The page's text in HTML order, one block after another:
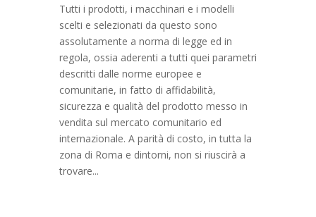
Tutti i prodotti, i macchinari e i modelli
scelti e selezionati da questo sono
assolutamente a norma di legge ed in
regola, ossia aderenti a tutti quei parametri
descritti dalle norme europee e
comunitarie, in fatto di affidabilità,
sicurezza e qualità del prodotto messo in
vendita sul mercato comunitario ed
internazionale. A parità di costo, in tutta la
zona di Roma e dintorni, non si riuscirà a
trovare...